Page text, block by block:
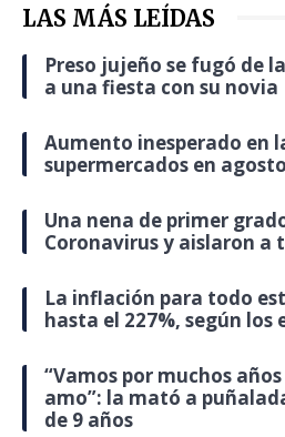
LAS MÁS LEÍDAS
Preso jujeño se fugó de
a una fiesta con su novia
Aumento inesperado en
supermercados en agosto
Una nena de primer
Coronavirus y aislaron a
La inflación para todo
hasta el 227%, según los
“Vamos por muchos
amo”: la mató a
de 9 años